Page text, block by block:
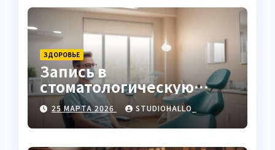
ЗДОРОВЬЕ
Запись в
стоматологическую
клинику
25 МАРТА 2026 STUDIOHALLO_